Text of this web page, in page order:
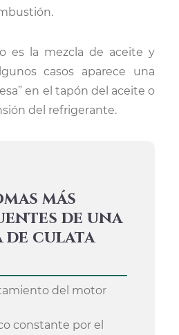
es la mezcla de aceite y
casos aparece una
en el tapón del aceite o
del refrigerante.
más
de una
de culata
del motor
constante por el